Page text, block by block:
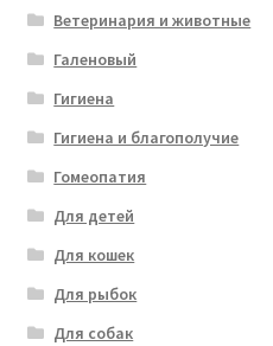
Ветеринария и животные
Галеновый
Гигиена
Гигиена и благополучие
Гомеопатия
Для детей
Для кошек
Для рыбок
Для собак